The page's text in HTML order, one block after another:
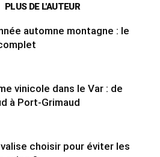
PLUS DE L'AUTEUR
automne montagne : le
vinicole dans le Var : de
à Port-Grimaud
choisir pour éviter les